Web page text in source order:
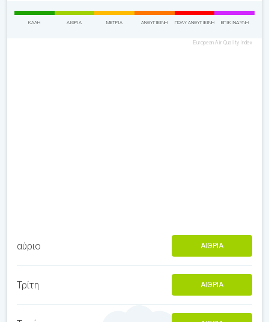
ΚΑΛΉ ΑΊΘΡΙΑ ΜΈΤΡΙΑ ΑΝΘΥΓΙΕΙΝΉ ΠΟΛΎ ΑΝΘΥΓΙΕΙΝΉ ΕΠΙΚΊΝΔΥΝΗ
European Air Quality Index
αύριο ΑΊΘΡΙΑ
Τρίτη ΑΊΘΡΙΑ